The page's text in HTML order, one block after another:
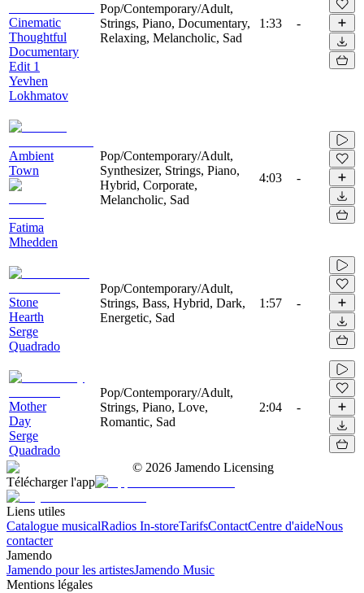
Cinematic
Thoughtful
Documentary
Edit 1
Yevhen
Lokhmatov
Pop/Contemporary/Adult,
Strings, Piano, Documentary,
Relaxing, Melancholic, Sad
1:33 -
Ambient
Town
Fatima
Mhedden
Pop/Contemporary/Adult,
Synthesizer, Strings, Piano,
Hybrid, Corporate,
Melancholic, Sad
4:03 -
Stone
Hearth
Serge
Quadrado
Pop/Contemporary/Adult,
Strings, Bass, Hybrid, Dark,
Energetic, Sad
1:57 -
Mother
Day
Serge
Quadrado
Pop/Contemporary/Adult,
Strings, Piano, Love,
Romantic, Sad
2:04 -
© 2026 Jamendo Licensing
Télécharger l'app
Liens utiles
Catalogue musicalRadios In-storeTarifsContactCentre d'aideNous
contacter
Jamendo
Jamendo pour les artistesJamendo Music
Mentions légales